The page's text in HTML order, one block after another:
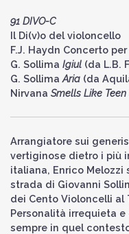
91 DIVO-C
Il Di(v)o del violoncello
F.J. Haydn Concerto
G. Sollima Igiul (da L.B.
G. Sollima Aria (da
Nirvana Smells Like Teen
Arrangiatore sui
vertiginose dietro i più
italiana, Enrico
strada di Giovanni
dei Cento Violoncelli al
Personalità irrequieta
sempre in quel